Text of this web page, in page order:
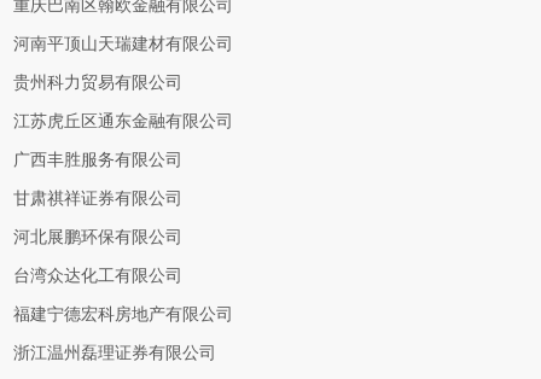
重庆巴南区翰欧金融有限公司
河南平顶山天瑞建材有限公司
贵州科力贸易有限公司
江苏虎丘区通东金融有限公司
广西丰胜服务有限公司
甘肃祺祥证券有限公司
河北展鹏环保有限公司
台湾众达化工有限公司
福建宁德宏科房地产有限公司
浙江温州磊理证券有限公司